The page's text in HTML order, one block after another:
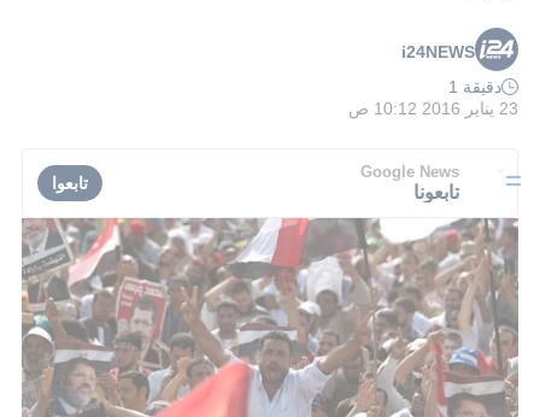
i24NEWS
دقيقة 1
23 يناير 2016 10:12 ص
Google News
تابعونا تابعوا